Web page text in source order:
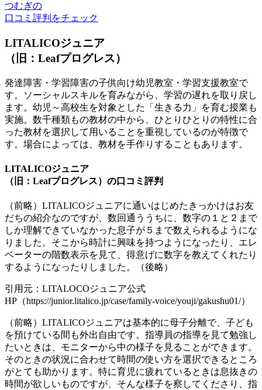
つむぎの
口コミ評判をチェック
LITALICOジュニア
（旧：Leafプログレス）
発達障害・学習障害の子供向け幼児教室・学習支援教室で
す。ソーシャルスキルを育みながら、学習の遅れを取り戻し
ます。幼児～高校生を対象とした「生きる力」を育む授業も
実施。数千種類もの教材の中から、ひとりひとりの特性に合
った教材を選択して用いることを重視しているのが特徴で
す。場合によっては、教材を手作りすることもあります。
LITALICOジュニア
（旧：Leafプログレス）の口コミ評判
（前略）LITALICOジュニアに通いはじめたきっかけはお友
だちの紹介なのですが、数回通ううちに、数字の１と２まで
しか理解できていなかった息子が５まで数えられるようにな
りました。そこから時計に興味を持つようになったり、エレ
ベーターの階数表示を見て、得意げに数字を教えてくれたり
するようになったりしました。（後略）
引用元：LITALOCOジュニア公式
HP（https://junior.litalico.jp/case/family-voice/youji/gakushu01/）
（前略）LITALICOジュニアは基本的に母子分離で、子ども
を預けている間も外出自由です。指導員の指導を見て勉強し
たいときは、モニターから中の様子を見ることができます。
そのときの状況に合わせて時間の使い方を選択できるところ
がとても助かります。特に育児に疲れているときは息抜きの
時間が欲しいものですが、そんな様子を察してくださり、指